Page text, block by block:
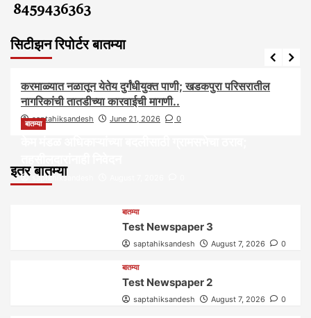
8459436363
सिटीझन रिपोर्टर बातम्या
आरोग्य आवाज जनतेचा बातम्या
करमाळ्यात नळातून येतेय दुर्गंधीयुक्त पाणी; खडकपुरा परिसरातील
नागरिकांची तातडीच्या कारवाईची मागणी..
saptahiksandesh June 21, 2026 0
इतर बातम्या
बातम्या
saptahiksandesh
बातम्या
Test Newspaper 3
saptahiksandesh August 7, 2026 0
बातम्या
Test Newspaper 2
saptahiksandesh August 7, 2026 0